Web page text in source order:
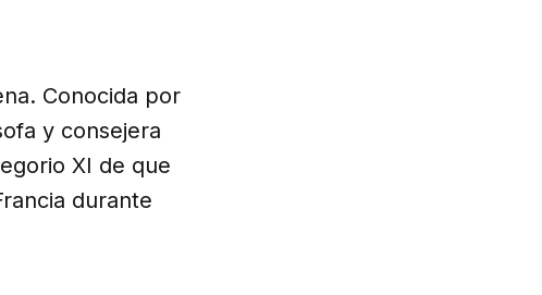
Conocida por
y consejera
XI de que
durante